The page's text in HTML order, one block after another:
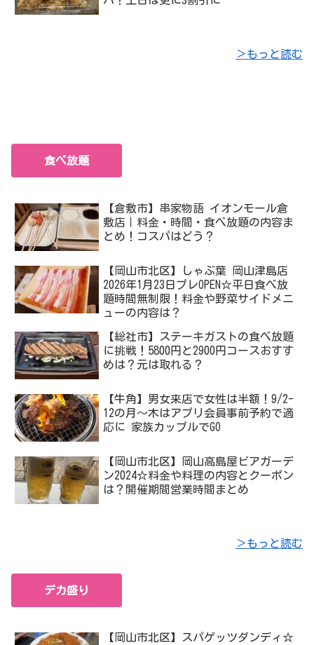
＞もっと読む
食べ放題
【倉敷市】串家物語 イオンモール倉
敷店｜料金・時間・食べ放題の内容ま
とめ！コスパはどう？
【岡山市北区】しゃぶ葉 岡山津島店
2026年1月23日プレOPEN☆平日食べ放
題時間無制限！料金や野菜サイドメニ
ューの内容は？
【総社市】ステーキガストの食べ放題
に挑戦！5800円と2900円コースおすす
めは？元は取れる？
【牛角】男女来店で女性は半額！9/2-
12の月〜木はアプリ会員事前予約で適
応に 家族カップルでGO
【岡山市北区】岡山高島屋ビアガーデ
ン2024☆料金や料理の内容とクーポン
は？開催期間営業時間まとめ
＞もっと読む
デカ盛り
【岡山市北区】スパゲッツダンディ☆